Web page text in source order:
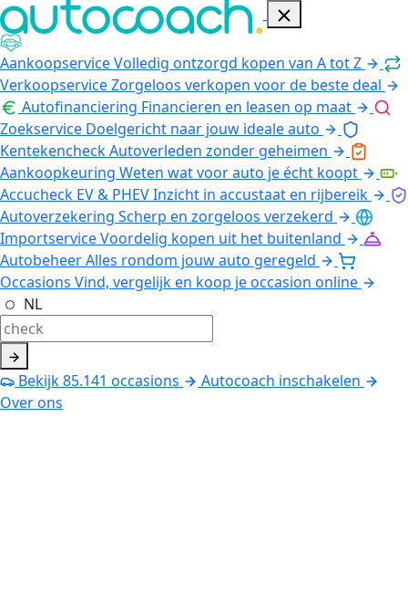
AankoopserviceVolledig ontzorgd kopen van A tot Z
VerkoopserviceZorgeloos verkopen voor de beste deal
Autofinanciering Financieren en leasen op maat
Zoekservice Doelgericht naar jouw ideale auto
KentekencheckAutoverleden zonder geheimen
Aankoopkeuring Weten wat voor auto je écht koopt
Accucheck EV & PHEVInzicht in accustaat en rijbereik
Autoverzekering Scherp en zorgeloos verzekerd
ImportserviceVoordelig kopen uit het buitenland
AutobeheerAlles rondom jouw auto geregeld
Occasions Vind, vergelijk en koop je occasion online
NL
Bekijk85.141 occasions
Autocoach inschakelen
Over ons